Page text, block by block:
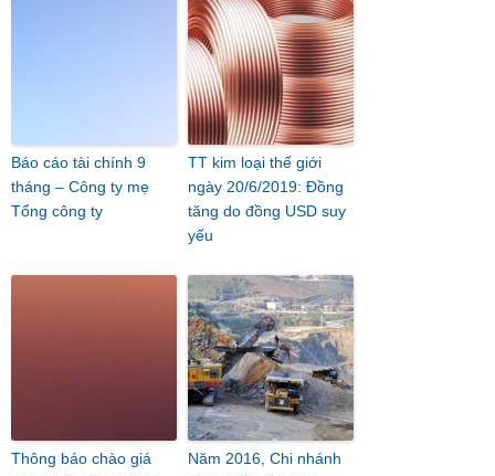
Báo cáo tài chính 9
tháng – Công ty mẹ
Tổng công ty
TT kim loại thế giới
ngày 20/6/2019: Đồng
tăng do đồng USD suy
yếu
Thông báo chào giá
Năm 2016, Chi nhánh